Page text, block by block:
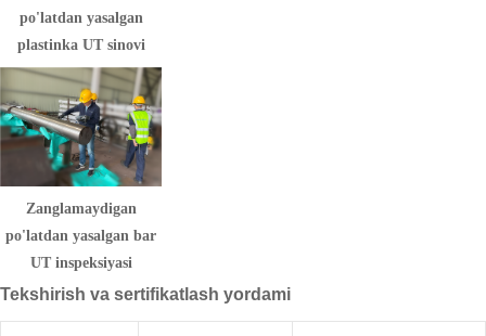
po'latdan yasalgan
plastinka UT sinovi
Zanglamaydigan
po'latdan yasalgan bar
UT inspeksiyasi
Tekshirish va sertifikatlash yordami